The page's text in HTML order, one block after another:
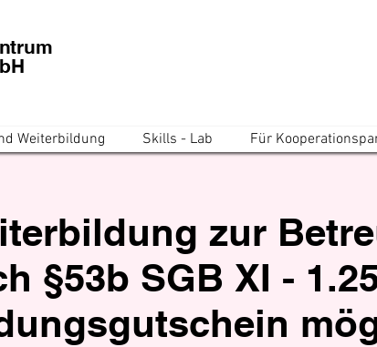
Weiterbildung Skills - Lab Für
zur
§53b SGB XI -